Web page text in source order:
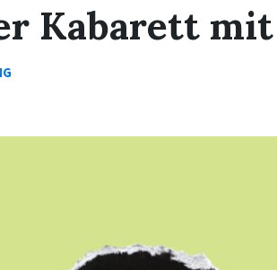
Kabarett